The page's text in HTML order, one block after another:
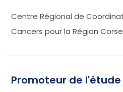
Centre Régional de
Cancers pour la Région
Promoteur de l'étude